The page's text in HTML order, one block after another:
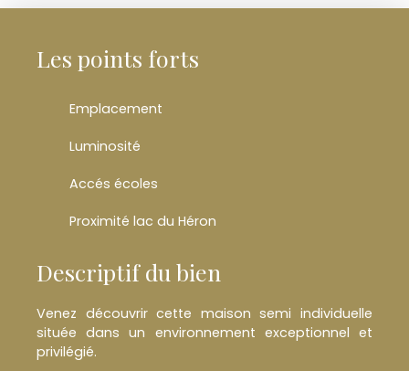
Les points forts
Emplacement
Luminosité
Accés écoles
Proximité lac du Héron
Descriptif du bien
Venez découvrir cette maison semi individuelle
située dans un environnement exceptionnel et
privilégié.